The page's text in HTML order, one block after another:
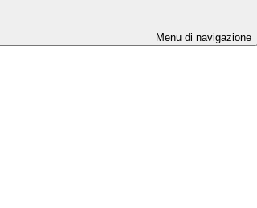
Menu di navigazione